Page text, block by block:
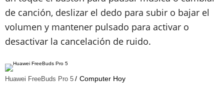
de canción, deslizar el dedo para subir o bajar el
volumen y mantener pulsado para activar o
desactivar la cancelación de ruido.
Huawei FreeBuds Pro 5 Computer Hoy